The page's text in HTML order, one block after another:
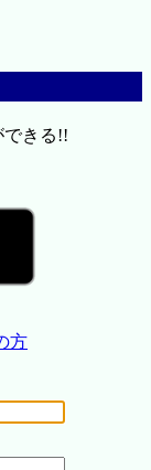
できる!!
方